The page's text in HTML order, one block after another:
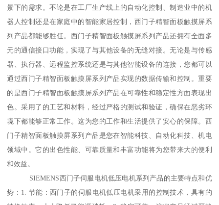
景下的需求。不论是在工厂生产线上的自动化控制、制造业中的机
器人控制还是在家庭中的智能家居控制，西门子精智面板触摸屏系
列产品都能够胜任。西门子精智面板触摸屏系列产品还拥有全面多
元的通信接口功能，实现了与其他设备的无缝对接。无论是与传感
器、执行器、远程监控系统还是与其他智能设备的连接，您都可以
通过西门子精智面板触摸屏系列产品实现的数据传输和控制。重要
的是西门子精智面板触摸屏系列产品在可靠性和稳定性方面表现出
色。采用了的工艺和材料，经过严格的测试和验证，确保在恶劣环
境下都能够正常工作。这为您的工作和生活提供了安心的保障。西
门子精智面板触摸屏系列产品是您在智能科技、自动化科技、机电
领域中。它的出色性能、可靠质量和丰富功能将为您带来大的便利
和效益。
SIEMENS西门子伺服电机低压电机系列产品的主要特点和优
势：1. 节能：西门子的伺服电机低压电机采用的控制技术，具有的